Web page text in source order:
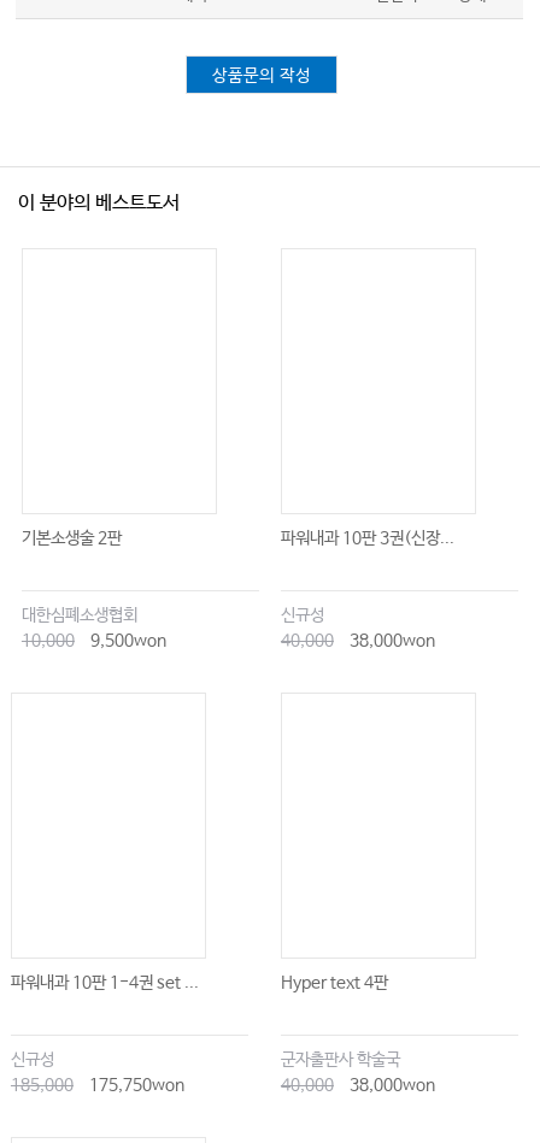
상품문의 작성
이 분야의 베스트도서
기본소생술 2판
대한심폐소생협회
10,000
9,500won
파워내과 10판 3권(신장...
신규성
40,000
38,000won
파워내과 10판 1-4권 set ...
신규성
185,000
175,750won
Hyper text 4판
군자출판사 학술국
40,000
38,000won